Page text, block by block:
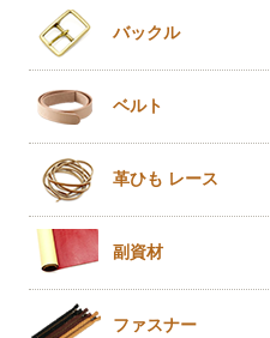
バックル
ベルト
革ひも レース
副資材
ファスナー